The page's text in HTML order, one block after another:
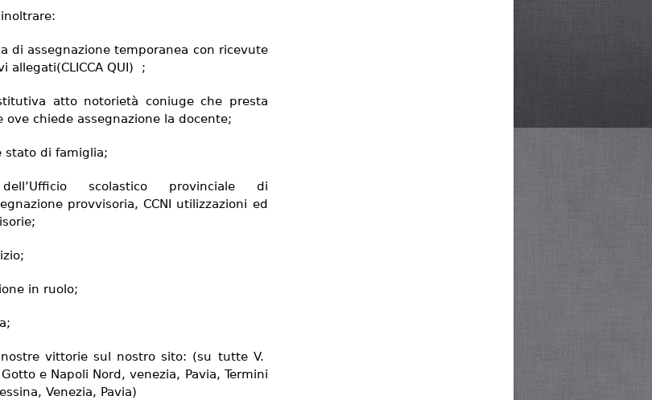
di assegnazione temporanea con ricevute
allegati(CLICCA QUI) ;
atto notorietà coniuge che presta
ove chiede assegnazione la docente;
stato di famiglia;
dell’Ufficio scolastico provinciale di
provvisoria, CCNI utilizzazioni ed
in ruolo;
vittorie sul nostro sito: (su tutte V.
e Napoli Nord, venezia, Pavia, Termini
Venezia, Pavia)